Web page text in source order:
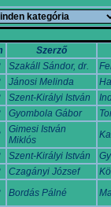
Szerző
Szakáll Sándor, dr.
Jánosi Melinda
Szent-Királyi István
Gyombola Gábor
Gimesi István
Miklós
Szent-Királyi István
Czagányi József
Bordás Pálné